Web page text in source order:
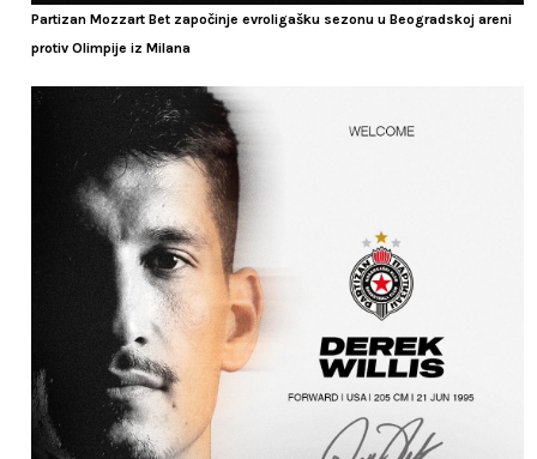
Partizan Mozzart Bet započinje evroligašku sezonu u Beogradskoj areni
protiv Olimpije iz Milana